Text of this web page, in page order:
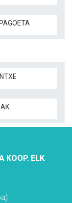
KOOP. ELK